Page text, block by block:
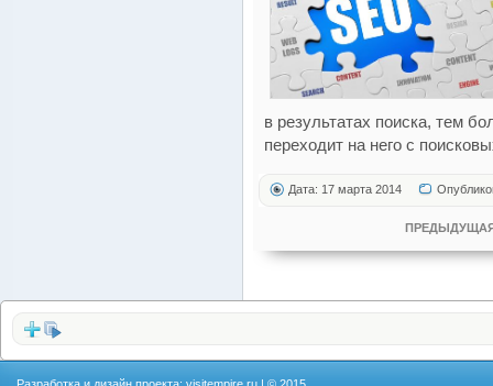
в результатах поиска, тем
переходит на него с
Дата: 17 марта 2014